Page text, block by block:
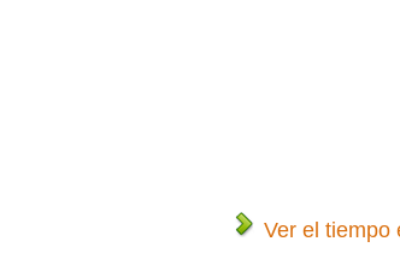
Ver el tiempo